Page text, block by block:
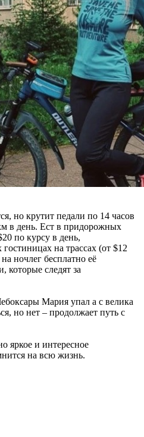
но крутит педали по 14 часов
в день. Ест в придорожных
по курсу в день,
на трассах (от $12
ночлег бесплатно её
которые следят за
Мария упал а с велика
но нет – продолжает путь с
яркое и интересное
на всю жизнь.